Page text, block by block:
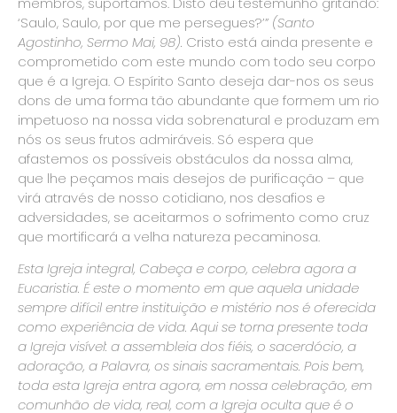
‘Saulo, Saulo, por que me persegues?’” (Santo
Agostinho, Sermo Mai, 98). Cristo está ainda presente e
comprometido com este mundo com todo seu corpo
que é a Igreja. O Espírito Santo deseja dar-nos os seus
dons de uma forma tão abundante que formem um rio
impetuoso na nossa vida sobrenatural e produzam em
nós os seus frutos admiráveis. Só espera que
afastemos os possíveis obstáculos da nossa alma,
que lhe peçamos mais desejos de purificação – que
virá através de nosso cotidiano, nos desafios e
adversidades, se aceitarmos o sofrimento como cruz
que mortificará a velha natureza pecaminosa.
Esta Igreja integral, Cabeça e corpo, celebra agora a
Eucaristia. É este o momento em que aquela unidade
sempre difícil entre instituição e mistério nos é oferecida
como experiência de vida. Aqui se torna presente toda
a Igreja visível: a assembleia dos fiéis, o sacerdócio, a
adoração, a Palavra, os sinais sacramentais. Pois bem,
toda esta Igreja entra agora, em nossa celebração, em
comunhão de vida, real, com a Igreja oculta que é o